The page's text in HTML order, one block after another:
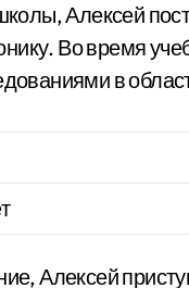
Алексей
Во время
в
Алексей